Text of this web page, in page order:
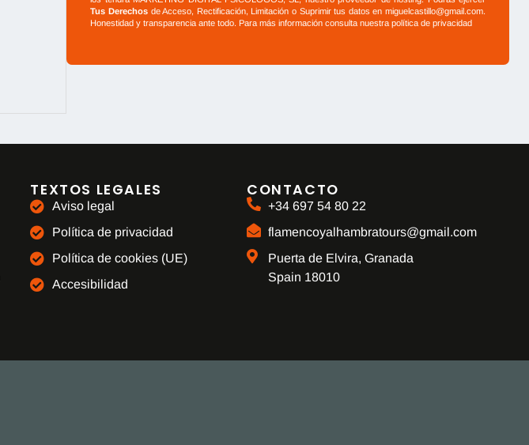
Tus Derechosde Acceso, Rectificación, Limitación o Suprimir tus datos enmiguelcastillo@gmail.com.
Honestidad y transparencia ante todo. Para más información consulta nuestrapolítica de privacidad
TEXTOS LEGALES
Aviso legal
Política de privacidad
Política de cookies (UE)
Accesibilidad
CONTACTO
+34 697 54 80 22
flamencoyalhambratours@gmail.com
Puerta de Elvira, Granada
Spain 18010